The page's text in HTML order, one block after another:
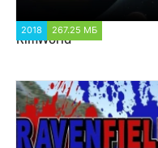
2018 267.25 МБ
RimWorld